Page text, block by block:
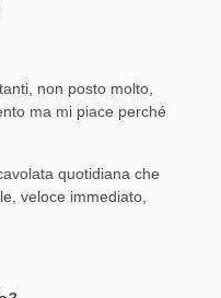
non posto molto,
ma mi piace perché
quotidiana che
veloce immediato,